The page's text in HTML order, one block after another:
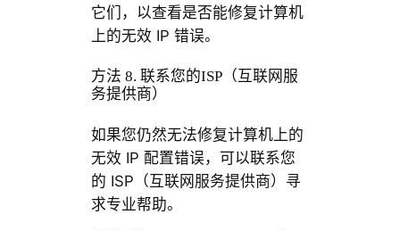
它们，以查看是否能修复计算机
上的无效 IP 错误。
方法 8. 联系您的ISP（互联网服
务提供商）
如果您仍然无法修复计算机上的
无效 IP 配置错误，可以联系您
的 ISP（互联网服务提供商）寻
求专业帮助。